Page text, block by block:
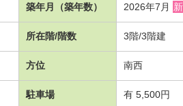
築年月（築年数） 2026年7月
所在階/階数 3階/3階建
方位 南西
駐車場 有 5,500円